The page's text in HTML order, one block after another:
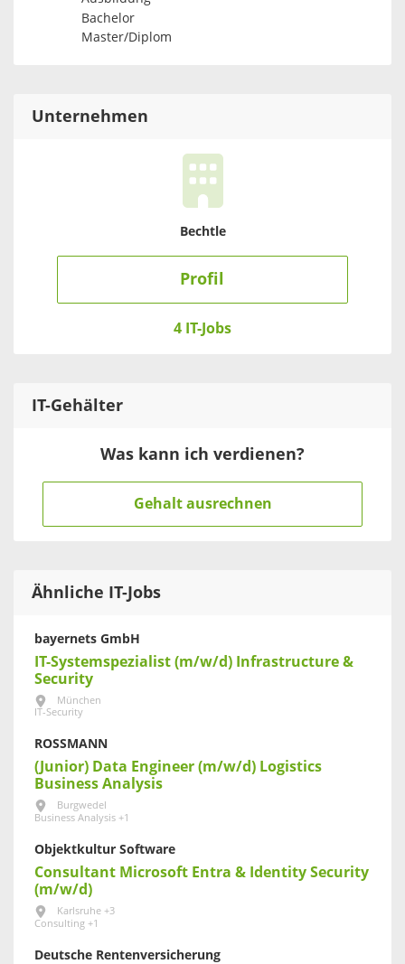
Bachelor
Master/Diplom
Unternehmen
Bechtle
Profil
4 IT-Jobs
IT-Gehälter
Was kann ich verdienen?
Gehalt ausrechnen
Ähnliche IT-Jobs
bayernets GmbH
IT-Systemspezialist (m/w/d) Infrastructure &
Security
München
IT-Security
ROSSMANN
(Junior) Data Engineer (m/w/d) Logistics
Business Analysis
Burgwedel
Business Analysis +1
Objektkultur Software
Consultant Microsoft Entra & Identity Security
(m/w/d)
Karlsruhe +3
Consulting +1
Deutsche Rentenversicherung